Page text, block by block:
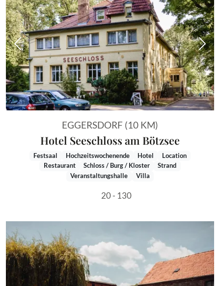
Vorheriges Bild
EGGERSDORF (10 KM)
Hotel Seeschloss am Bötzsee
Festsaal Hochzeitswochenende Hotel
Location
Restaurant
Schloss / Burg / Kloster
Strand
Veranstaltungshalle
Villa
20 - 130